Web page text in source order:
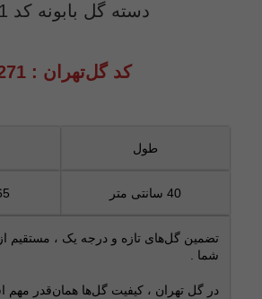
دسته گل بابونه کد 2271
کد گل‌تهران : 2271
طول
40 سانتی متر 65
تضمین گل‌های تازه و درجه‌ یک ، مستقیم از
شما .
در گل تهران ، کیفیت گل‌ها همان‌قدر مهم